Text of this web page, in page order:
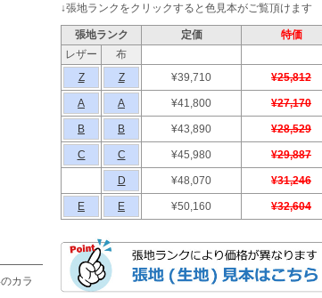
カラ
↓張地ランクをクリックすると色見本がご覧頂けます
張地ランク 定価
特価
レザー
布
Z
Z ¥39,710 ¥25,812
A A ¥41,800 ¥27,170
B B ¥43,890 ¥28,529
C C ¥45,980 ¥29,887
D ¥48,070 ¥31,246
E E ¥50,160 ¥32,604